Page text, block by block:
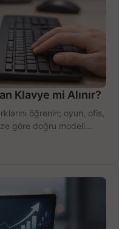
Klavye mi Alınır?
öğrenin; oyun, ofis,
göre doğru modeli